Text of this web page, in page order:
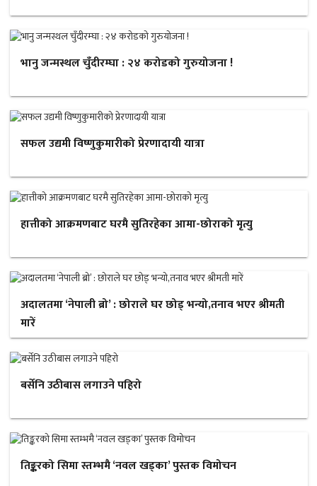
भानु जन्मस्थल चुँदीरम्घा : २४ करोडको गुरुयोजना !
सफल उद्यमी विष्णुकुमारीको प्रेरणादायी यात्रा
हात्तीको आक्रमणबाट घरमै सुतिरहेका आमा-छोराको मृत्यु
अदालतमा ‘नेपाली ब्रो’ : छोराले घर छोड् भन्यो,तनाव भएर श्रीमती
मारें
बर्सेनि उठीबास लगाउने पहिरो
तिङ्करको सिमा स्तम्भमै ‘नवल खड्का’ पुस्तक विमोचन